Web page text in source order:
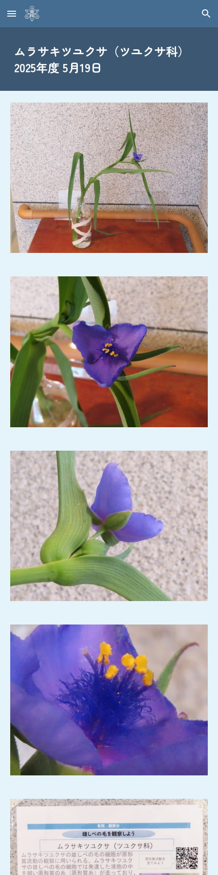
Skip to main content Skip to navigation
ムラサキツユクサ（ツユクサ科）
2025年度 5月19日